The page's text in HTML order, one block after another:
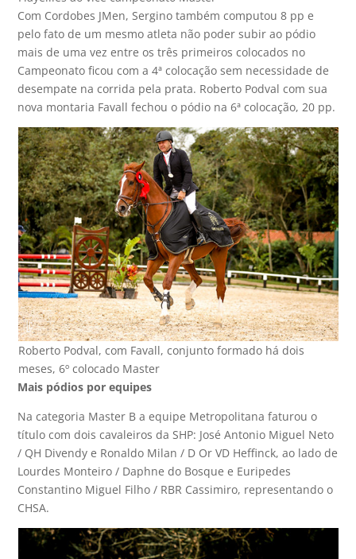
Com Cordobes JMen, Sergino também computou 8 pp e
pelo fato de um mesmo atleta não poder subir ao pódio
mais de uma vez entre os três primeiros colocados no
Campeonato ficou com a 4ª colocação sem necessidade de
desempate na corrida pela prata. Roberto Podval com sua
nova montaria Favall fechou o pódio na 6ª colocação, 20 pp.
Roberto Podval, com Favall, conjunto formado há dois
meses, 6º colocado Master
Mais pódios por equipes
Na categoria Master B a equipe Metropolitana faturou o
título com dois cavaleiros da SHP: José Antonio Miguel Neto
/ QH Divendy e Ronaldo Milan / D Or VD Heffinck, ao lado de
Lourdes Monteiro / Daphne do Bosque e Euripedes
Constantino Miguel Filho / RBR Cassimiro, representando o
CHSA.